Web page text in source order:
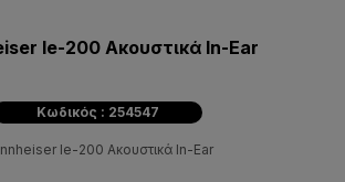
Ie-200 Ακουστικά In-Ear
Κωδικός : 254547
Ie-200 Ακουστικά In-Ear